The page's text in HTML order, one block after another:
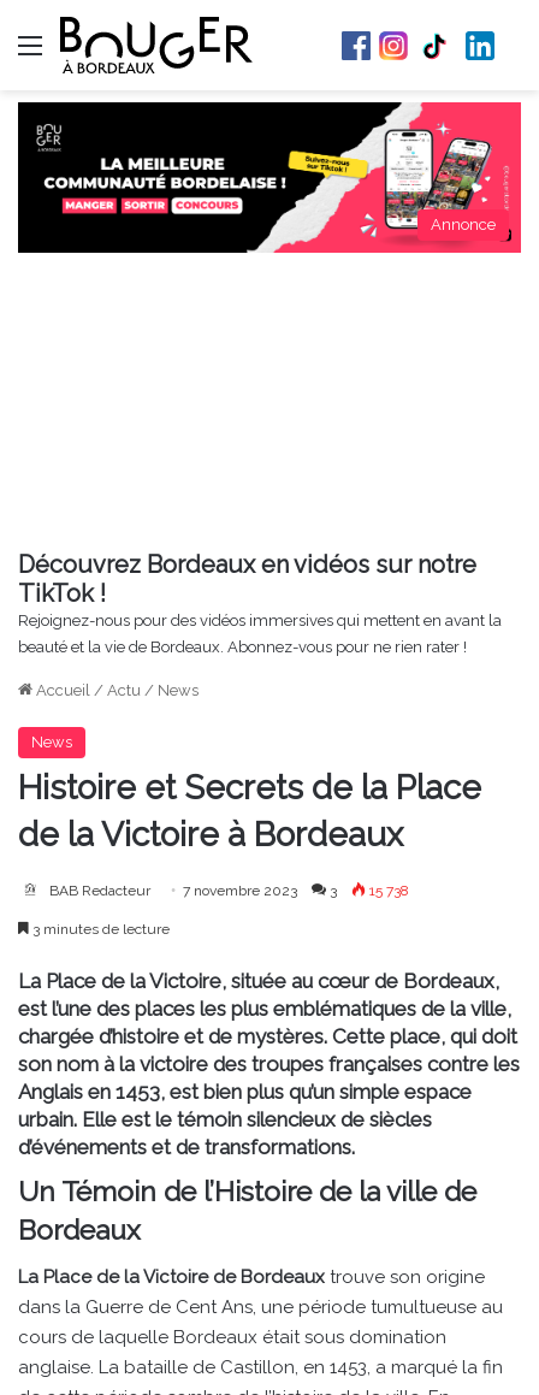
Menu
Annonce
Découvrez Bordeaux en vidéos sur notre
TikTok !
Rejoignez-nous pour des vidéos immersives qui mettent en avant la
beauté et la vie de Bordeaux. Abonnez-vous pour ne rien rater !
Accueil / Actu / News
News
Histoire et Secrets de la Place
de la Victoire à Bordeaux
BAB Redacteur 7 novembre 2023 3 15 738
3 minutes de lecture
La Place de la Victoire, située au cœur de Bordeaux,
est l’une des places les plus emblématiques de la ville,
chargée d’histoire et de mystères. Cette place, qui doit
son nom à la victoire des troupes françaises contre les
Anglais en 1453, est bien plus qu’un simple espace
urbain. Elle est le témoin silencieux de siècles
d’événements et de transformations.
Un Témoin de l’Histoire de la ville de
Bordeaux
La Place de la Victoire de Bordeaux trouve son origine
dans la Guerre de Cent Ans, une période tumultueuse au
cours de laquelle Bordeaux était sous domination
anglaise. La bataille de Castillon, en 1453, a marqué la fin